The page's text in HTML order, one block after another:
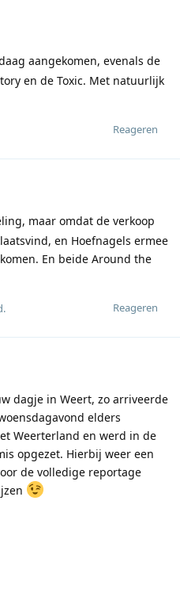
aangekomen, evenals de
en de Toxic. Met natuurlijk
Reageren
maar omdat de verkoop
en Hoefnagels ermee
En beide Around the
Reageren
.
dagje in Weert, zo arriveerde
elders
Weerterland en werd in de
opgezet. Hierbij weer een
de volledige reportage